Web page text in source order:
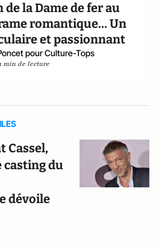
la Dame de fer au
romantique… Un
et passionnant
pour Culture-Tops
min de lecture
Cassel,
casting du
dévoile